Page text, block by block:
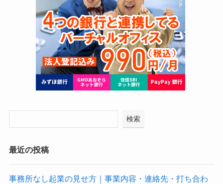
検索
最近の投稿
事務所なし起業の見せ方｜事業内容・連絡先・打ち合わ